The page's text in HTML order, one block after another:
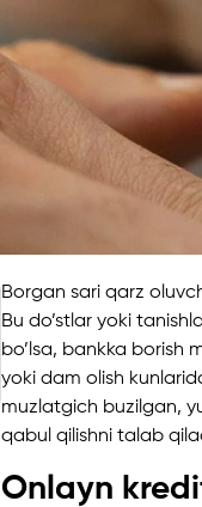
Borgan sari qarz
Bu do’stlar yoki
bo’lsa, bankka borish
yoki dam olish
muzlatgich buzilgan,
qabul qilishni talab
Onlayn